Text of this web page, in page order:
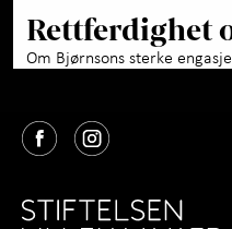
Rettferdighet
Om Bjørnsons sterke